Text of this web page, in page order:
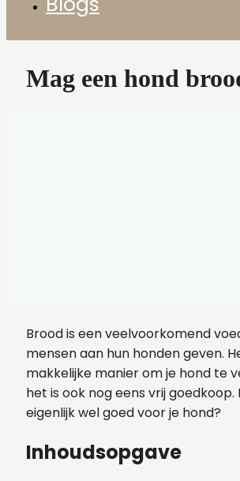
Mag een hond
Brood is een veelvoorkomend
mensen aan hun honden geven.
makkelijke manier om je hond te
het is ook nog eens vrij goedkoop.
eigenlijk wel goed voor je hond?
Inhoudsopgave